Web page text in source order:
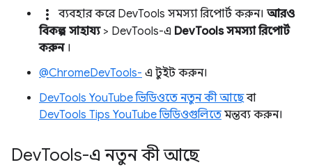
more_vert ব্যবহার করে DevTools সমস্যা রিপোর্ট করুন। আরও
বিকল্প> সাহায্য> DevTools-এ DevTools সমস্যা রিপোর্ট
করুন।
@ChromeDevTools- এ টুইট করুন।
DevTools YouTube ভিডিওতে নতুন কী আছেবা
DevTools Tips YouTube ভিডিওগুলিতে মন্তব্য করুন।
DevTools-এ নতুন কী আছে